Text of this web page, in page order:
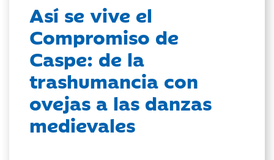
Así se vive el
Compromiso de
Caspe: de la
trashumancia con
ovejas a las danzas
medievales